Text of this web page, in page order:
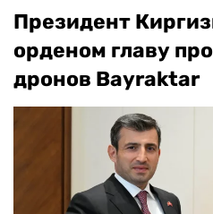
Президент
орденом главу
дронов Bayraktar